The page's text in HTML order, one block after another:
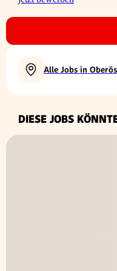
Alle Jobs in
DIESE JOBS